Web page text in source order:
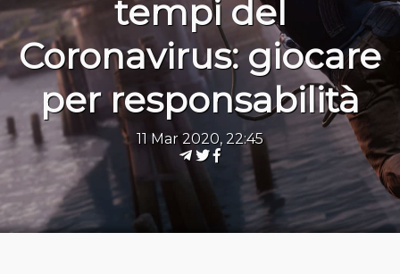
tempi del
Coronavirus: giocare
per responsabilità
11 Mar 2020, 22:45